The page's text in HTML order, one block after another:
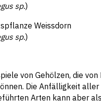
sp.)
sp.)
von Gehölzen, die
Die Anfälligkeit aller
Arten kann aber